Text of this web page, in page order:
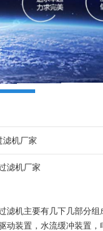
滤机厂家
滤机厂家
滤机主要有几下几部分
动装置，水流缓冲装置，